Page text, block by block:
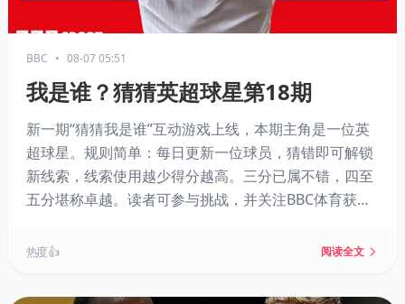
BBC • 08-07 05:51
我是谁？猜猜英超球星第18期
新一期“猜猜我是谁”互动游戏上线，本期主角是一位英
超球星。规则简单：每日更新一位球员，猜错即可解锁
新线索，线索使用越少得分越高。三分已属不错，四至
五分堪称卓越。读者可参与挑战，并关注BBC体育获取
热度 👍 阅读全文